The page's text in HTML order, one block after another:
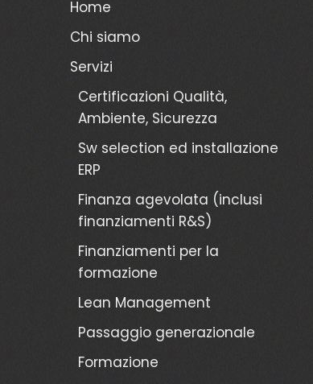
Home
Chi siamo
Servizi
Certificazioni Qualità,
Ambiente, Sicurezza
Sw selection ed installazione
ERP
Finanza agevolata (inclusi
finanziamenti R&S)
Finanziamenti per la
formazione
Lean Management
Passaggio generazionale
Formazione